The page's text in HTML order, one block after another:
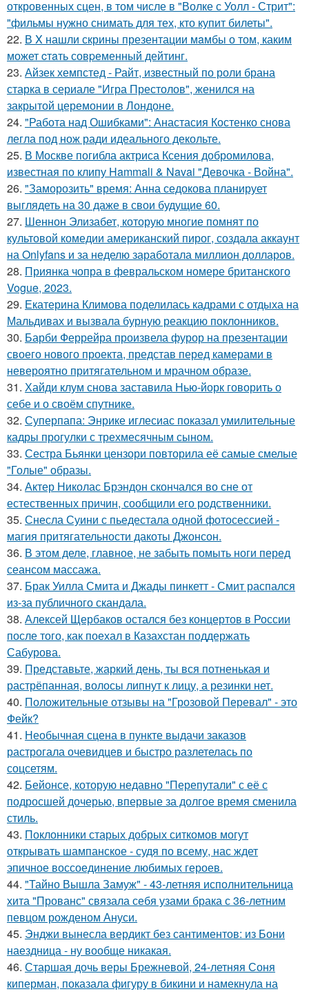
откровенных сцен, в том числе в "Волке с Уолл - Стрит":
"фильмы нужно снимать для тех, кто купит билеты".
22. В X нашли скрины презентации мaмбы о том, каким
может cтaть совpеменный дейтинг.
23. Айзек хемпстед - Райт, известный по роли брана
старка в сериале "Игра Престолов", женился на
закрытой церемонии в Лондоне.
24. "Работа над Ошибками": Анастасия Костенко снова
легла под нож ради идеального декольте.
25. В Москве погибла актриса Ксения добромилова,
известная по клипу Hammali & Navai "Девочка - Война".
26. "Заморозить" время: Анна седокова планирует
выглядеть на 30 даже в свои будущие 60.
27. Шеннон Элизабет, которую многие помнят по
культовой комедии американский пирог, создала аккаунт
на Onlyfans и за неделю заработала миллион долларов.
28. Приянка чопра в февральском номере британского
Vogue, 2023.
29. Екатерина Климова поделилась кадрами с отдыха на
Мальдивах и вызвала бурную реакцию поклонников.
30. Барби Феррейра произвела фурор на презентации
своего нового проекта, представ перед камерами в
невероятно притягательном и мрачном образе.
31. Хайди клум снова заставила Нью-йорк говорить о
себе и о своём спутнике.
32. Суперпапа: Энрике иглесиас показал умилительные
кадры прогулки с трехмесячным сыном.
33. Сестра Бьянки цензори повторила её самые смелые
"Голые" образы.
34. Актер Николас Брэндон скончался во сне от
естественных причин, сообщили его родственники.
35. Снесла Суини с пьедестала одной фотосессией -
магия притягательности дакоты Джонсон.
36. В этом деле, главное, не забыть помыть ноги перед
сеансом массажа.
37. Брак Уилла Смита и Джады пинкетт - Смит распался
из-за публичного скандала.
38. Алексей Щербаков остался без концертов в России
после того, как поехал в Казахстан поддержать
Сабурова.
39. Представьте, жаркий день, ты вся потненькая и
растрёпанная, волосы липнут к лицу, а резинки нет.
40. Положительные отзывы на "Грозовой Перевал" - это
Фейк?
41. Необычная сцена в пункте выдачи заказов
растрогала очевидцев и быстро разлетелась по
соцсетям.
42. Бейонсе, которую недавно "Перепутали" с её с
подросшей дочерью, впервые за долгое время сменила
стиль.
43. Поклонники старых добрых ситкомов могут
открывать шампанское - судя по всему, нас ждет
эпичное воссоединение любимых героев.
44. "Тайно Вышла Замуж" - 43-летняя исполнительница
хита "Прованс" связала себя узами брака с 36-летним
певцом рожденом Ануси.
45. Энджи вынесла вердикт без сантиментов: из Бони
наездница - ну вообще никакая.
46. Старшая дочь веры Брежневой, 24-летняя Соня
киперман, показала фигуру в бикини и намекнула на